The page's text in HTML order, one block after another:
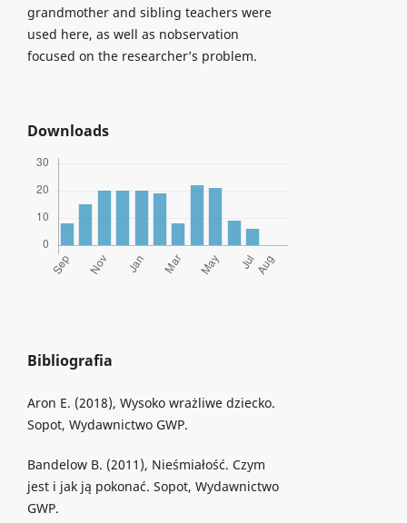
grandmother and sibling teachers were
used here, as well as nobservation
focused on the researcher’s problem.
Downloads
Bibliografia
Aron E. (2018), Wysoko wrażliwe dziecko.
Sopot, Wydawnictwo GWP.
Bandelow B. (2011), Nieśmiałość. Czym
jest i jak ją pokonać. Sopot, Wydawnictwo
GWP.